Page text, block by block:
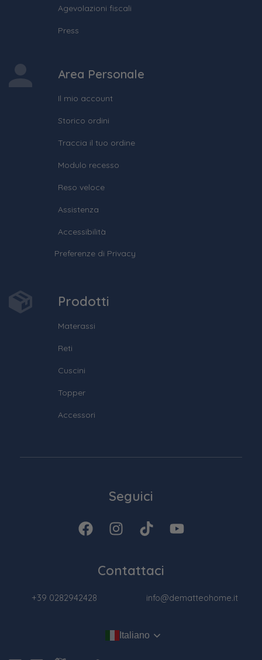
Agevolazioni fiscali
Press
Area Personale
Il mio account
Storico ordini
Traccia il tuo ordine
Modulo recesso
Reso veloce
Assistenza
Accessibilità
Preferenze di Privacy
Prodotti
Materassi
Reti
Cuscini
Topper
Accessori
Seguici
Contattaci
+39 0282942428 info@dematteohome.it
Italiano